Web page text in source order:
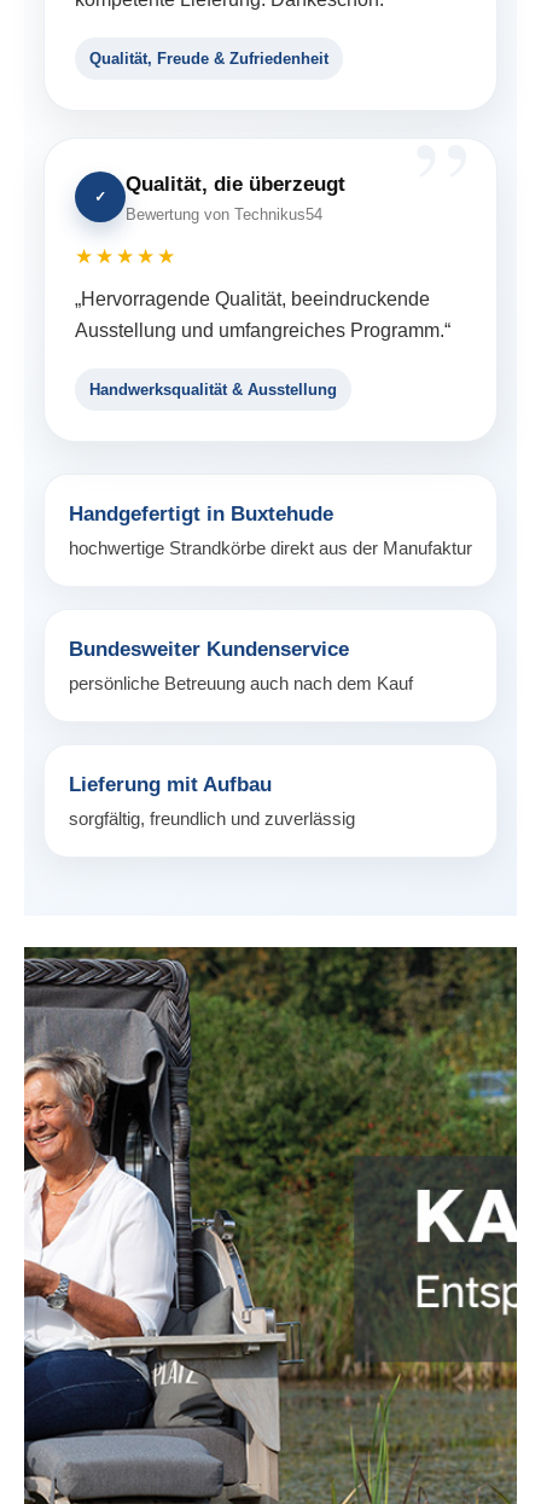
Qualität, Freude & Zufriedenheit
✓
Qualität, die überzeugt
Bewertung von Technikus54
★★★★★
„Hervorragende Qualität, beeindruckende
Ausstellung und umfangreiches Programm.“
Handwerksqualität & Ausstellung
Handgefertigt in Buxtehude
hochwertige Strandkörbe direkt aus der Manufaktur
Bundesweiter Kundenservice
persönliche Betreuung auch nach dem Kauf
Lieferung mit Aufbau
sorgfältig, freundlich und zuverlässig